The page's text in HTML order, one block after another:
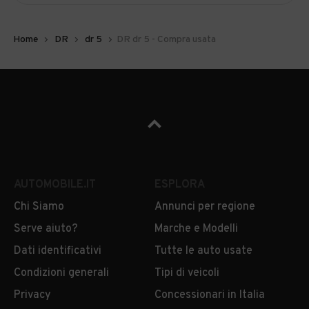
Home DR dr 5 DR dr 5 - Compra usata
Chi Siamo
Serve aiuto?
Dati identificativi
Condizioni generali
Privacy
Annunci per regione
Marche e Modelli
Tutte le auto usate
Tipi di veicoli
Concessionari in Italia